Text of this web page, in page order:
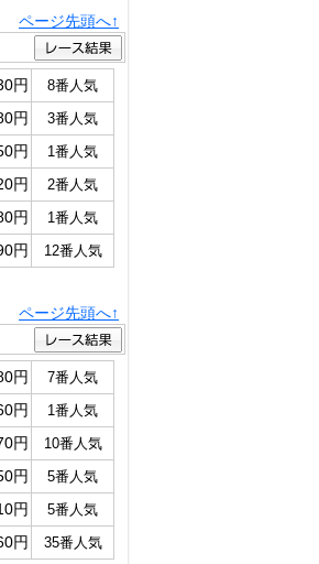
ページ先頭へ↑
円 8番人気
円 3番人気
円 1番人気
円 2番人気
円 1番人気
円 12番人気
ページ先頭へ↑
円 7番人気
円 1番人気
円 10番人気
円 5番人気
円 5番人気
円 35番人気